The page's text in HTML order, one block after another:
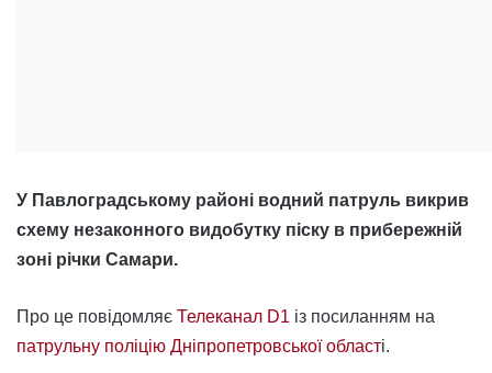
У Павлоградському районі водний патруль викрив
схему незаконного видобутку піску в прибережній
зоні річки Самари.
Про це повідомляє Телеканал D1 із посиланням на
патрульну поліцію Дніпропетровської області.